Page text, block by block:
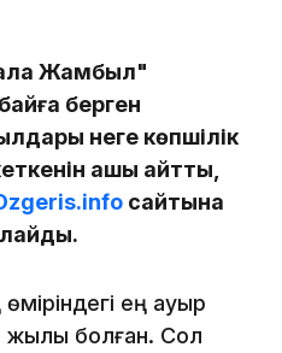
Жамбыл"
берген
неге көпшілік
ашық айтты,
сайтына
ең ауыр
жылы болған. Сол